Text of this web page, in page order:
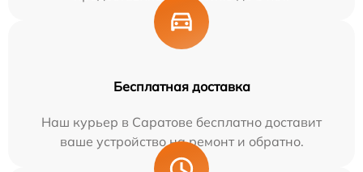
Бесплатная доставка
Наш курьер в Саратове бесплатно доставит
ваше устройство на ремонт и обратно.